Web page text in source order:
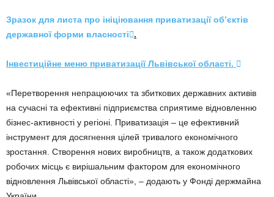
Зразок для листа про ініціювання приватизації об’єктів
державної форми власності.
Інвестиційне меню приватизації Львівської області. 
«Перетворення непрацюючих та збиткових державних активів
на сучасні та ефективні підприємства сприятиме відновленню
бізнес-активності у регіоні. Приватизація – це ефективний
інструмент для досягнення цілей тривалого економічного
зростання. Створення нових виробництв, а також додаткових
робочих місць є вирішальним фактором для економічного
відновлення Львівської області», – додають у Фонді держмайна